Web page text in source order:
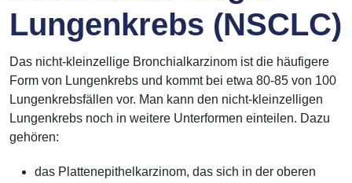
Lungenkrebs (NSCLC)
Das nicht-kleinzellige Bronchialkarzinom ist die häufigere
Form von Lungenkrebs und kommt bei etwa 80-85 von 100
Lungenkrebsfällen vor. Man kann den nicht-kleinzelligen
Lungenkrebs noch in weitere Unterformen einteilen. Dazu
gehören:
das Plattenepithelkarzinom, das sich in der oberen